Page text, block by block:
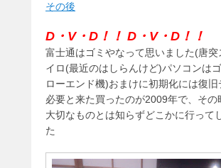
その後
D・V・D！！ D・V・D！！
富士通はゴミやなって思いました(唐突
イロ(最近のはしらんけど)パソコンは
ローエンド機)おまけに初期化には復
必要と来た買ったのが2009年で、その
大切なものとは知らずどこかに行って
た